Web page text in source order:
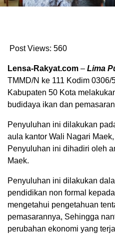
Post Views: 560
Lensa-Rakyat.com – Lima
TMMD/N ke 111 Kodim
Kabupaten 50 Kota
budidaya ikan dan
Penyuluhan ini dilakukan
aula kantor Wali Nagari
Penyuluhan ini dihadiri oleh
Maek.
Penyuluhan ini dilakukan
pendidikan non formal
mengetahui pengetahuan
pemasarannya, Sehingga
perubahan ekonomi yang